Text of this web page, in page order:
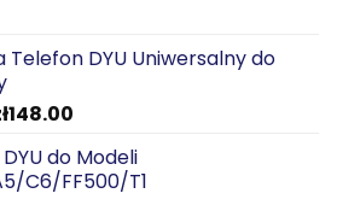
Telefon DYU Uniwersalny do
148.00Aktualna
wynosi:
zł148.00.
do Modeli
C6/FF500/T1